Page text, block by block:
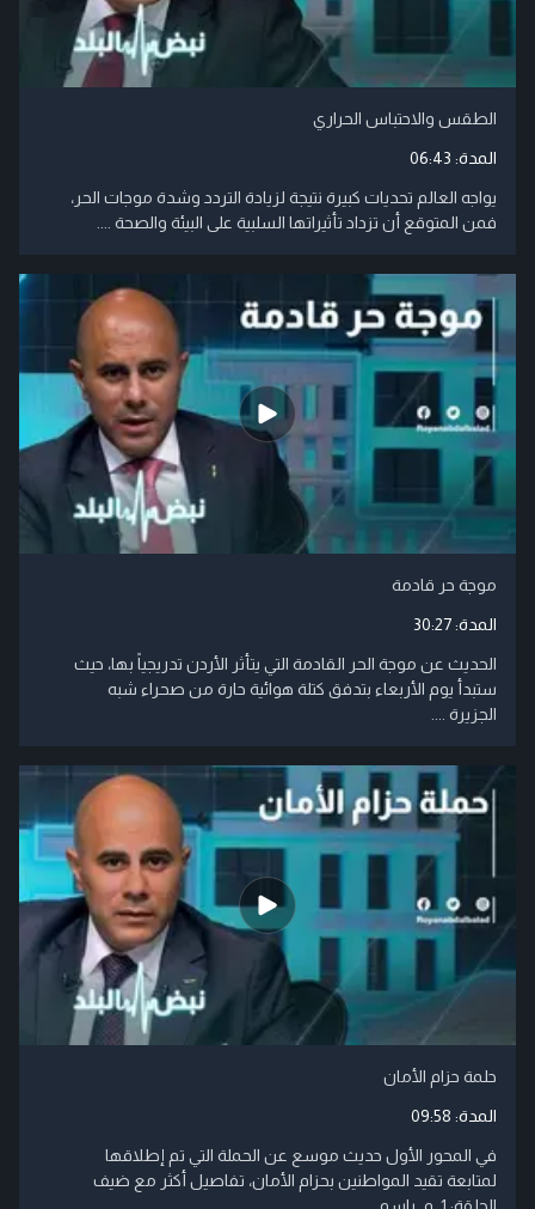
الطقس والاحتباس الحراري
المدة: 06:43
يواجه العالم تحديات كبيرة نتيجة لزيادة التردد وشدة موجات الحر،
فمن المتوقع أن تزداد تأثيراتها السلبية على البيئة والصحة ....
موجة حر قادمة
المدة:30:27
الحديث عن موجة الحر القادمة التي يتأثر الأردن تدريجياً بها، حيث
ستبدأ يوم الأربعاء بتدفق كتلة هوائية حارة من صحراء شبه
الجزيرة ....
حلمة حزام الأمان
المدة: 09:58
في المحور الأول حديث موسع عن الحملة التي تم إطلاقها
لمتابعة تقيد المواطنين بحزام الأمان، تفاصيل أكثر مع ضيف